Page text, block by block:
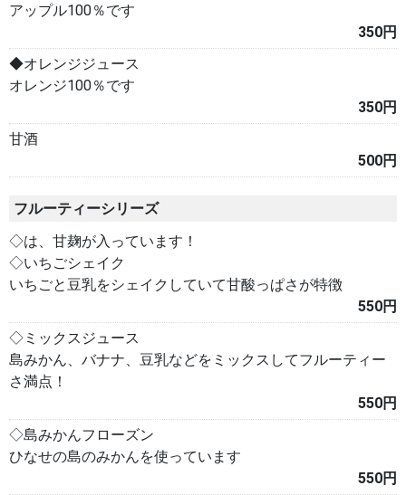
アップル100％です
350円
◆オレンジジュース
オレンジ100％です
350円
甘酒
500円
フルーティーシリーズ
◇は、甘麹が入っています！
◇いちごシェイク
いちごと豆乳をシェイクしていて甘酸っぱさが特徴
550円
◇ミックスジュース
島みかん、バナナ、豆乳などをミックスしてフルーティー
さ満点！
550円
◇島みかんフローズン
ひなせの島のみかんを使っています
550円